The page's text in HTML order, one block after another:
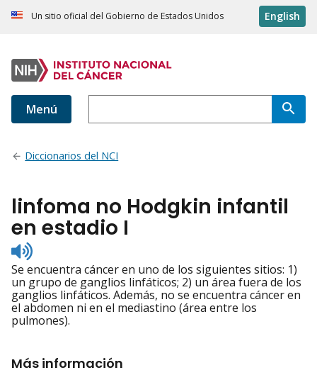
Un sitio oficial del Gobierno de Estados Unidos English
Menú
Diccionarios del NCI
linfoma no Hodgkin infantil
en estadio I
Listen
to
pronunciation
Se encuentra cáncer en uno de los siguientes sitios: 1)
un grupo de ganglios linfáticos; 2) un área fuera de los
ganglios linfáticos. Además, no se encuentra cáncer en
el abdomen ni en el mediastino (área entre los
pulmones).
Más información